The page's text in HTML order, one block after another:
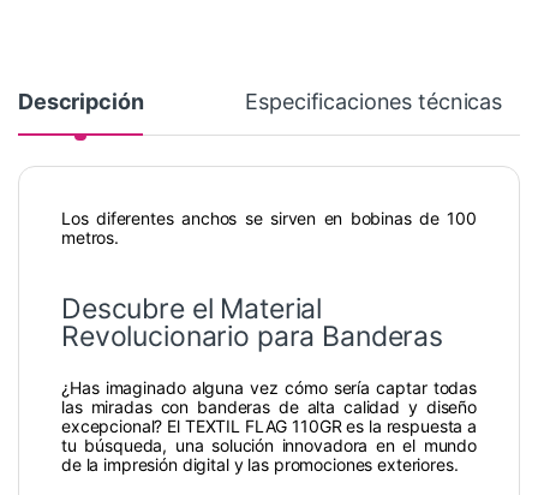
Descripción Especificaciones técnicas
Los diferentes anchos se sirven en bobinas de 100
metros.
Descubre el Material
Revolucionario para Banderas
¿Has imaginado alguna vez cómo sería captar todas
las miradas con banderas de alta calidad y diseño
excepcional? El TEXTIL FLAG 110GR es la respuesta a
tu búsqueda, una solución innovadora en el mundo
de la impresión digital y las promociones exteriores.